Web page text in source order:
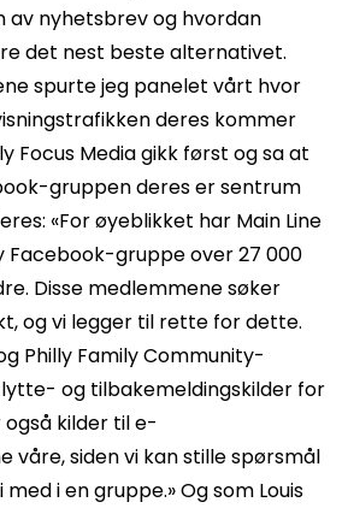
av nyhetsbrev og hvordan
det nest beste alternativet.
spurte jeg panelet vårt hvor
deres kommer
Focus Media gikk først og sa at
gruppen deres er sentrum
«For øyeblikket har Main Line
Facebook-gruppe over 27 000
Disse medlemmene søker
og vi legger til rette for dette.
Philly Family Community-
og tilbakemeldingskilder for
kilder til e-
våre, siden vi kan stille spørsmål
i en gruppe.» Og som Louis